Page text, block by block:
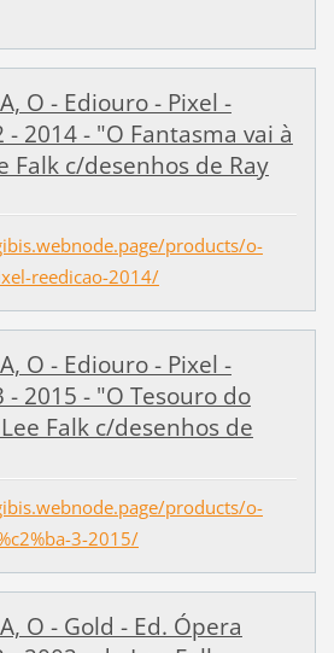
O - Ediouro - Pixel -
- 2014 - "O Fantasma vai à
Falk c/desenhos de Ray
products/o-
reedicao-2014/
O - Ediouro - Pixel -
- 2015 - "O Tesouro do
Falk c/desenhos de
products/o-
3-2015/
O - Gold - Ed. Ópera